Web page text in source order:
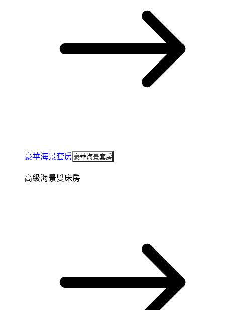
豪華海景套房豪華海景套房
高級海景雙床房